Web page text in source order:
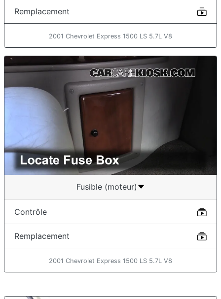
Remplacement
2001 Chevrolet Express 1500 LS 5.7L V8
Fusible (moteur)
Contrôle
Remplacement
2001 Chevrolet Express 1500 LS 5.7L V8